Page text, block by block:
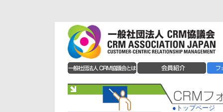
●トップページ